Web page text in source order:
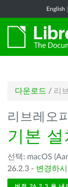
English
다운로드 / 리
리브레오
기본 설
선택: macOS
26.2.3 - 변경하